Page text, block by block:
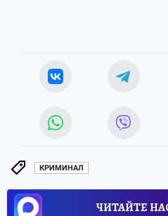
КРИМИНАЛ
ЧИТАЙТЕ